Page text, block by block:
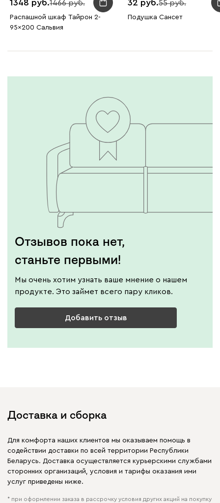
1348 1466
Распашной шкаф Тайрон 2-
95x200 Сальвия
32 55
Подушка Сансет
Отзывов пока нет,
станьте первыми!
Мы очень хотим узнать ваше мнение о нашем
продукте. Это займет всего пару кликов.
Добавить отзыв
Доставка и сборка
Для комфорта наших клиентов мы оказываем помощь в
содействии доставки по всей территории Республики
Беларусь. Доставка осуществляется курьерскими службами
сторонних организаций, условия и тарифы оказания ими
услуг приведены ниже.
* при оформлении заказа в рассрочку условия других акций на покупку